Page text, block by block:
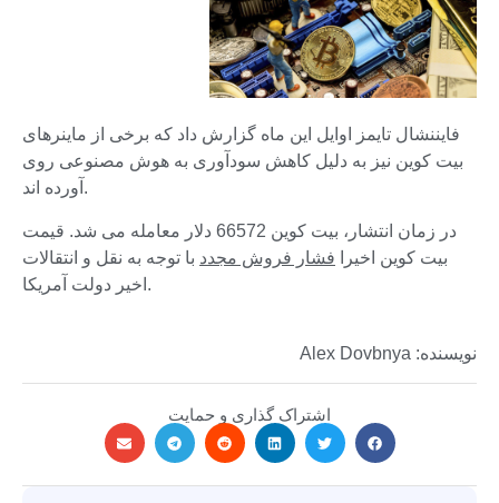
فایننشال تایمز اوایل این ماه گزارش داد که برخی از ماینرهای
بیت کوین نیز به دلیل کاهش سودآوری به هوش مصنوعی روی
آورده اند.
در زمان انتشار، بیت کوین 66572 دلار معامله می شد. قیمت
بیت کوین اخیرا فشار فروش مجدد با توجه به نقل و انتقالات
اخیر دولت آمریکا.
نویسنده: Alex Dovbnya
اشتراک گذاری و حمایت